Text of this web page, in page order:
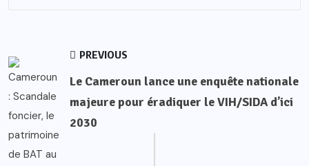
PREVIOUS
Le Cameroun lance une enquête nationale
majeure pour éradiquer le VIH/SIDA d’ici
2030